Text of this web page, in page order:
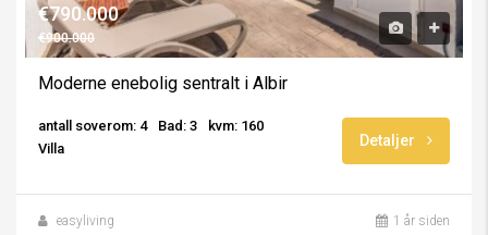
€790.000
€900.000
Moderne enebolig sentralt i Albir
antall soverom: 4 Bad: 3
kvm: 160
Villa
Detaljer
easyliving 1 år siden